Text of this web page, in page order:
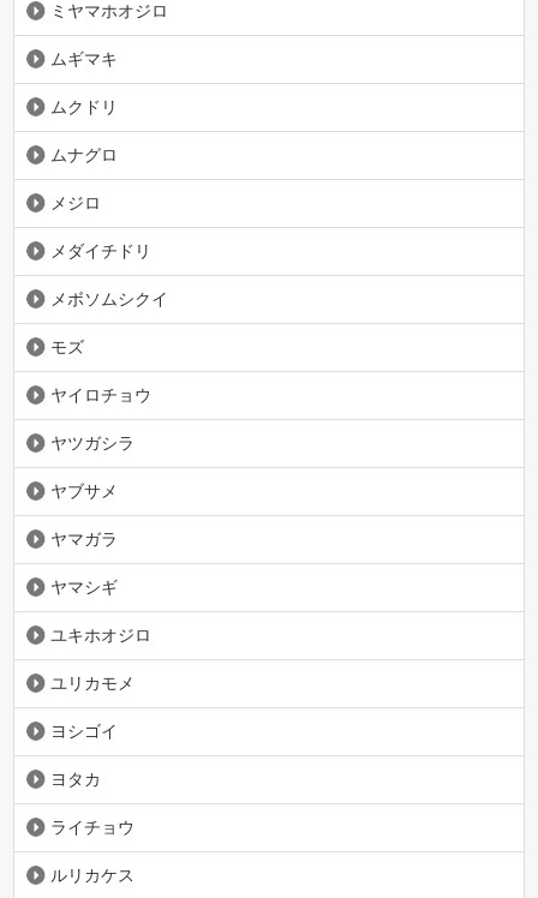
ミヤマホオジロ
ムギマキ
ムクドリ
ムナグロ
メジロ
メダイチドリ
メボソムシクイ
モズ
ヤイロチョウ
ヤツガシラ
ヤブサメ
ヤマガラ
ヤマシギ
ユキホオジロ
ユリカモメ
ヨシゴイ
ヨタカ
ライチョウ
ルリカケス